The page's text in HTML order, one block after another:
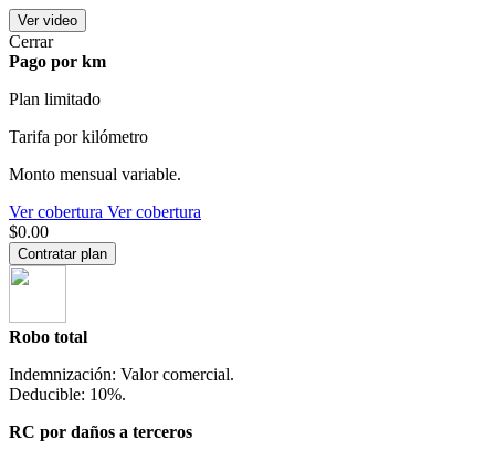
Ver video
Cerrar
Pago por km
Plan limitado
Tarifa por kilómetro
Monto mensual variable.
Ver cobertura Ver cobertura
$0.00
Contratar plan
Robo total
Indemnización: Valor comercial.
Deducible: 10%.
RC por daños a terceros